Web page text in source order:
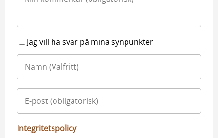
Jag vill ha svar på mina synpunkter
Integritetspolicy